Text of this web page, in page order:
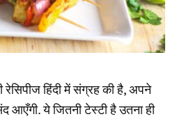
रेसिपीज हिंदी में संग्रह की है, अपने
ये जितनी टेस्टी है उतना ही